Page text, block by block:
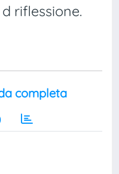
riflessione.
completa